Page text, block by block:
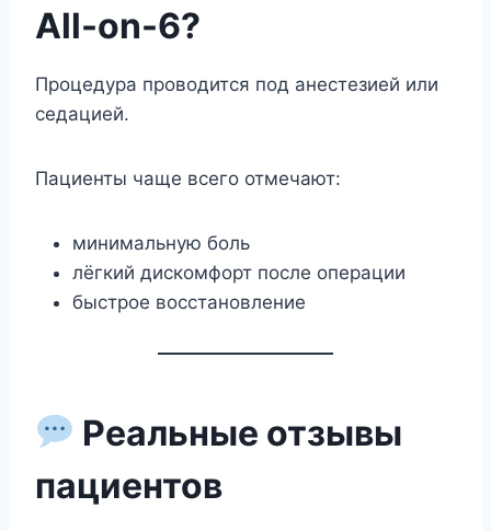
All-on-6?
Процедура проводится под анестезией или
седацией.
Пациенты чаще всего отмечают:
минимальную боль
лёгкий дискомфорт после операции
быстрое восстановление
Реальные отзывы
пациентов